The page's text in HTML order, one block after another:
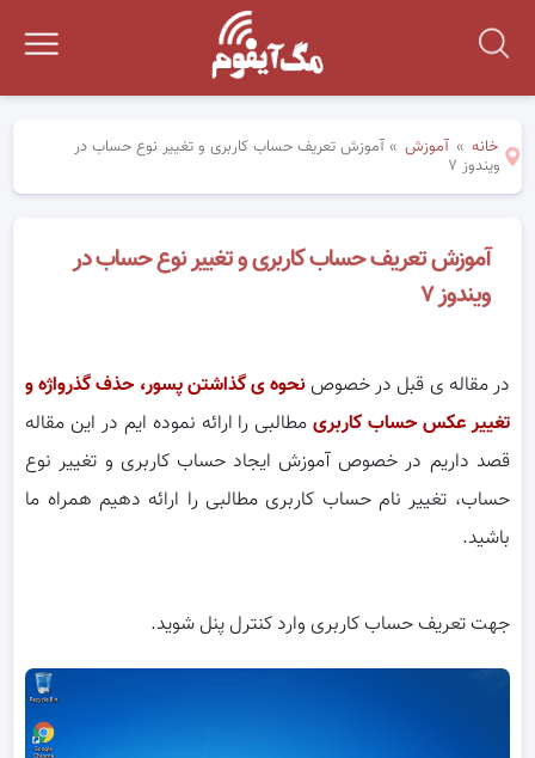
خانه » آموزش »آموزش تعریف حساب کاربری و تغییر نوع حساب در
ویندوز ۷
آموزش تعریف حساب کاربری و تغییر نوع حساب در
ویندوز ۷
در مقاله ی قبل در خصوص نحوه ی گذاشتن پسور، حذف گذرواژه و
تغییر عکس حساب کاربریمطالبی را ارائه نموده ایم در این مقاله
قصد داریم در خصوص آموزش ایجاد حساب کاربری و تغییر نوع
حساب، تغییر نام حساب کاربری مطالبی را ارائه دهیم همراه ما
باشید.
جهت تعریف حساب کاربری وارد کنترل پنل شوید.